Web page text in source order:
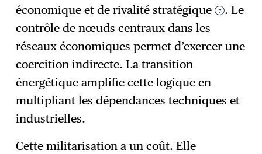
économique et de rivalité stratégique 7 . Le
contrôle de nœuds centraux dans les
réseaux économiques permet d’exercer une
coercition indirecte. La transition
énergétique amplifie cette logique en
multipliant les dépendances techniques et
industrielles.
Cette militarisation a un coût. Elle